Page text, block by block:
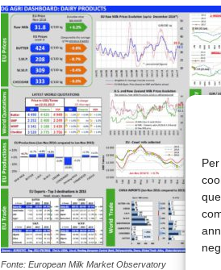
Fonte: European Milk Market Observatory